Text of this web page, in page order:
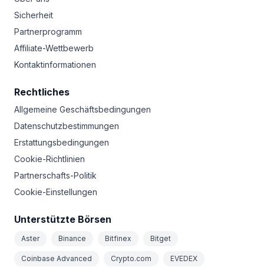
Sicherheit
Partnerprogramm
Affiliate-Wettbewerb
Kontaktinformationen
Rechtliches
Allgemeine Geschäftsbedingungen
Datenschutzbestimmungen
Erstattungsbedingungen
Cookie-Richtlinien
Partnerschafts-Politik
Cookie-Einstellungen
Unterstützte Börsen
Aster Binance Bitfinex Bitget
Coinbase Advanced Crypto.com EVEDEX